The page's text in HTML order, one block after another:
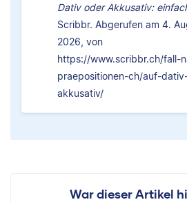
Dativ oder Akkusativ:
Scribbr. Abgerufen am 4.
2026, von
https://www.scribbr.ch/fall-
praepositionen-ch/auf-
akkusativ/
War dieser Artikel